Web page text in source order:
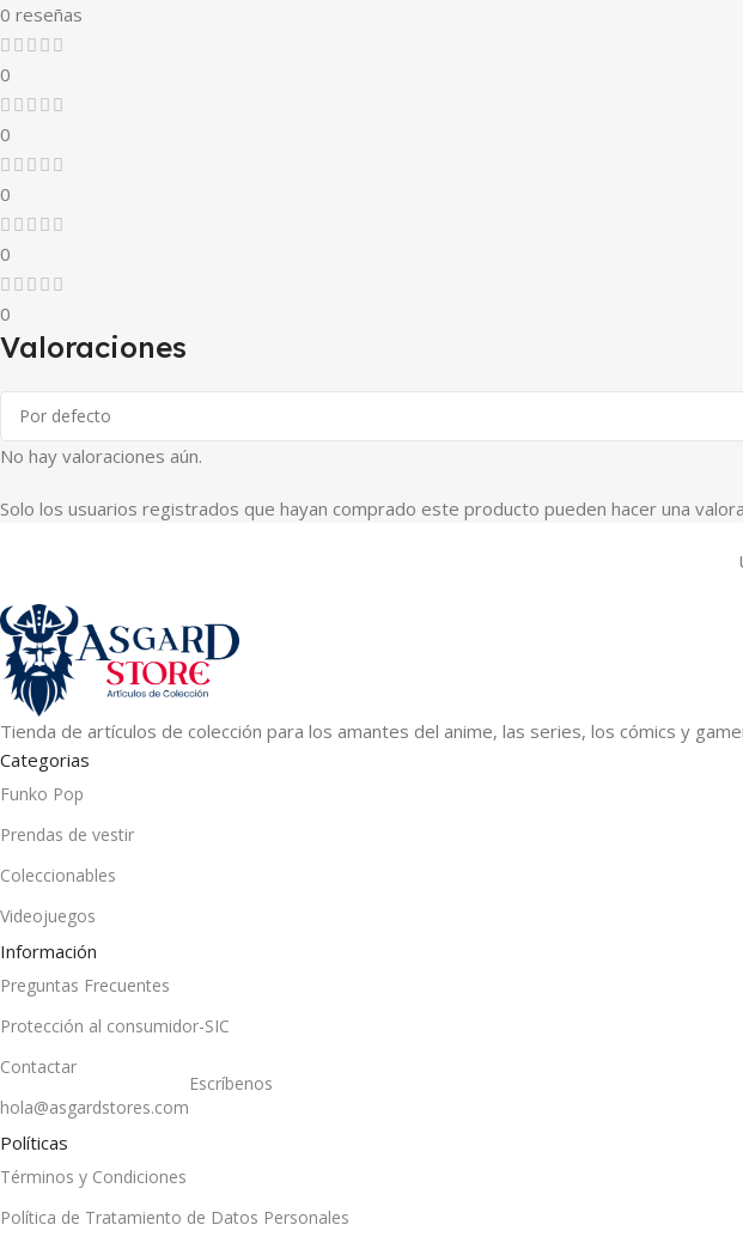
0 reseñas
0
0
0
0
0
Valoraciones
No hay valoraciones aún.
Solo los usuarios registrados que hayan comprado este producto pueden hacer una
Tienda de artículos de colección para los amantes del anime, las series, los cómics y
Categorias
Funko Pop
Prendas de vestir
Coleccionables
Videojuegos
Información
Preguntas Frecuentes
Protección al consumidor-SIC
Contactar
hola@asgardstores.com
Escríbenos
Políticas
Términos y Condiciones
Política de Tratamiento de Datos Personales